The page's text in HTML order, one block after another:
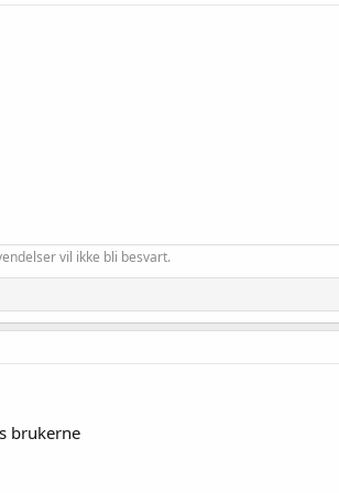
vil ikke bli besvart.
brukerne